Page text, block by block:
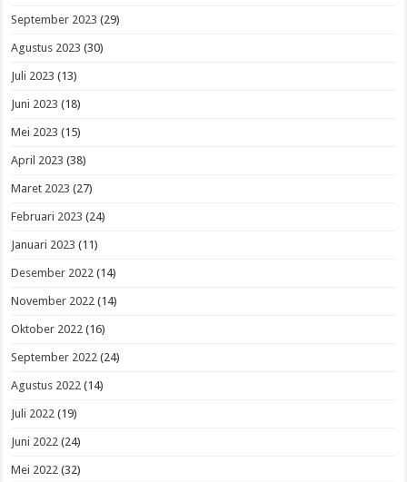
September 2023 (29)
Agustus 2023 (30)
Juli 2023 (13)
Juni 2023 (18)
Mei 2023 (15)
April 2023 (38)
Maret 2023 (27)
Februari 2023 (24)
Januari 2023 (11)
Desember 2022 (14)
November 2022 (14)
Oktober 2022 (16)
September 2022 (24)
Agustus 2022 (14)
Juli 2022 (19)
Juni 2022 (24)
Mei 2022 (32)